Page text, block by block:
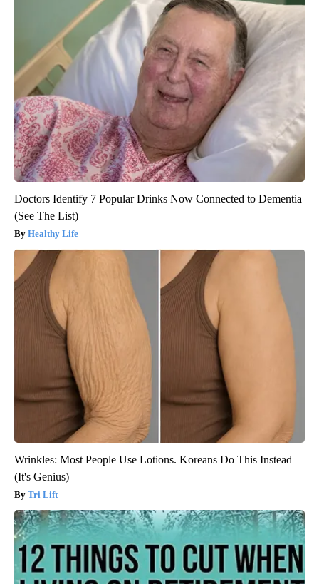
Doctors Identify 7 Popular Drinks Now Connected to Dementia
(See The List)
Healthy Life
Wrinkles: Most People Use Lotions. Koreans Do This Instead
(It's Genius)
Tri Lift